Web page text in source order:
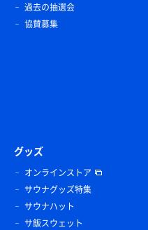
過去の抽選会
協賛募集
グッズ
オンラインストア
サウナグッズ特集
サウナハット
サ飯スウェット